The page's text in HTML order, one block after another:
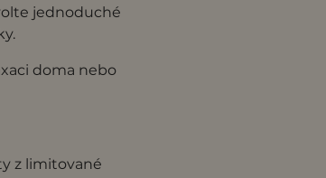
jednoduché
doma nebo
z limitované